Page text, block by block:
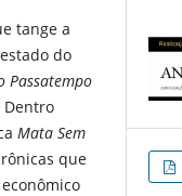
tange a
do
Passatempo
Dentro
Mata Sem
que